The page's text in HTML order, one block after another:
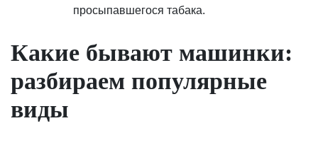
просыпавшегося табака.
Какие бывают машинки:
разбираем популярные
виды